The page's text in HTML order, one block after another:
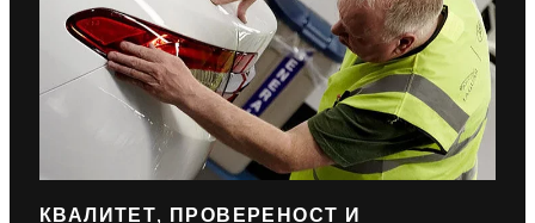
КВАЛИТЕТ, ПРОВЕРЕНОСТ И